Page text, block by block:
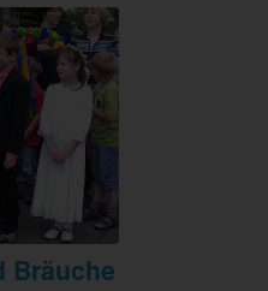
Bräuche